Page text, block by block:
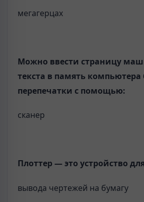
мегагерцах
Можно ввести страницу
текста в память компьютера
перепечатки с помощью:
сканер
Плоттер — это устройство
вывода чертежей на бумагу